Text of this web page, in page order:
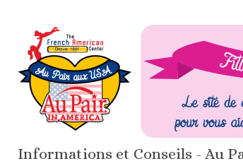
Informations et Conseils - Au